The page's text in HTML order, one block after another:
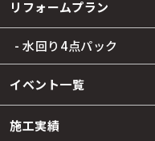
リフォームプラン
- 水回り4点パック
イベント一覧
施工実績